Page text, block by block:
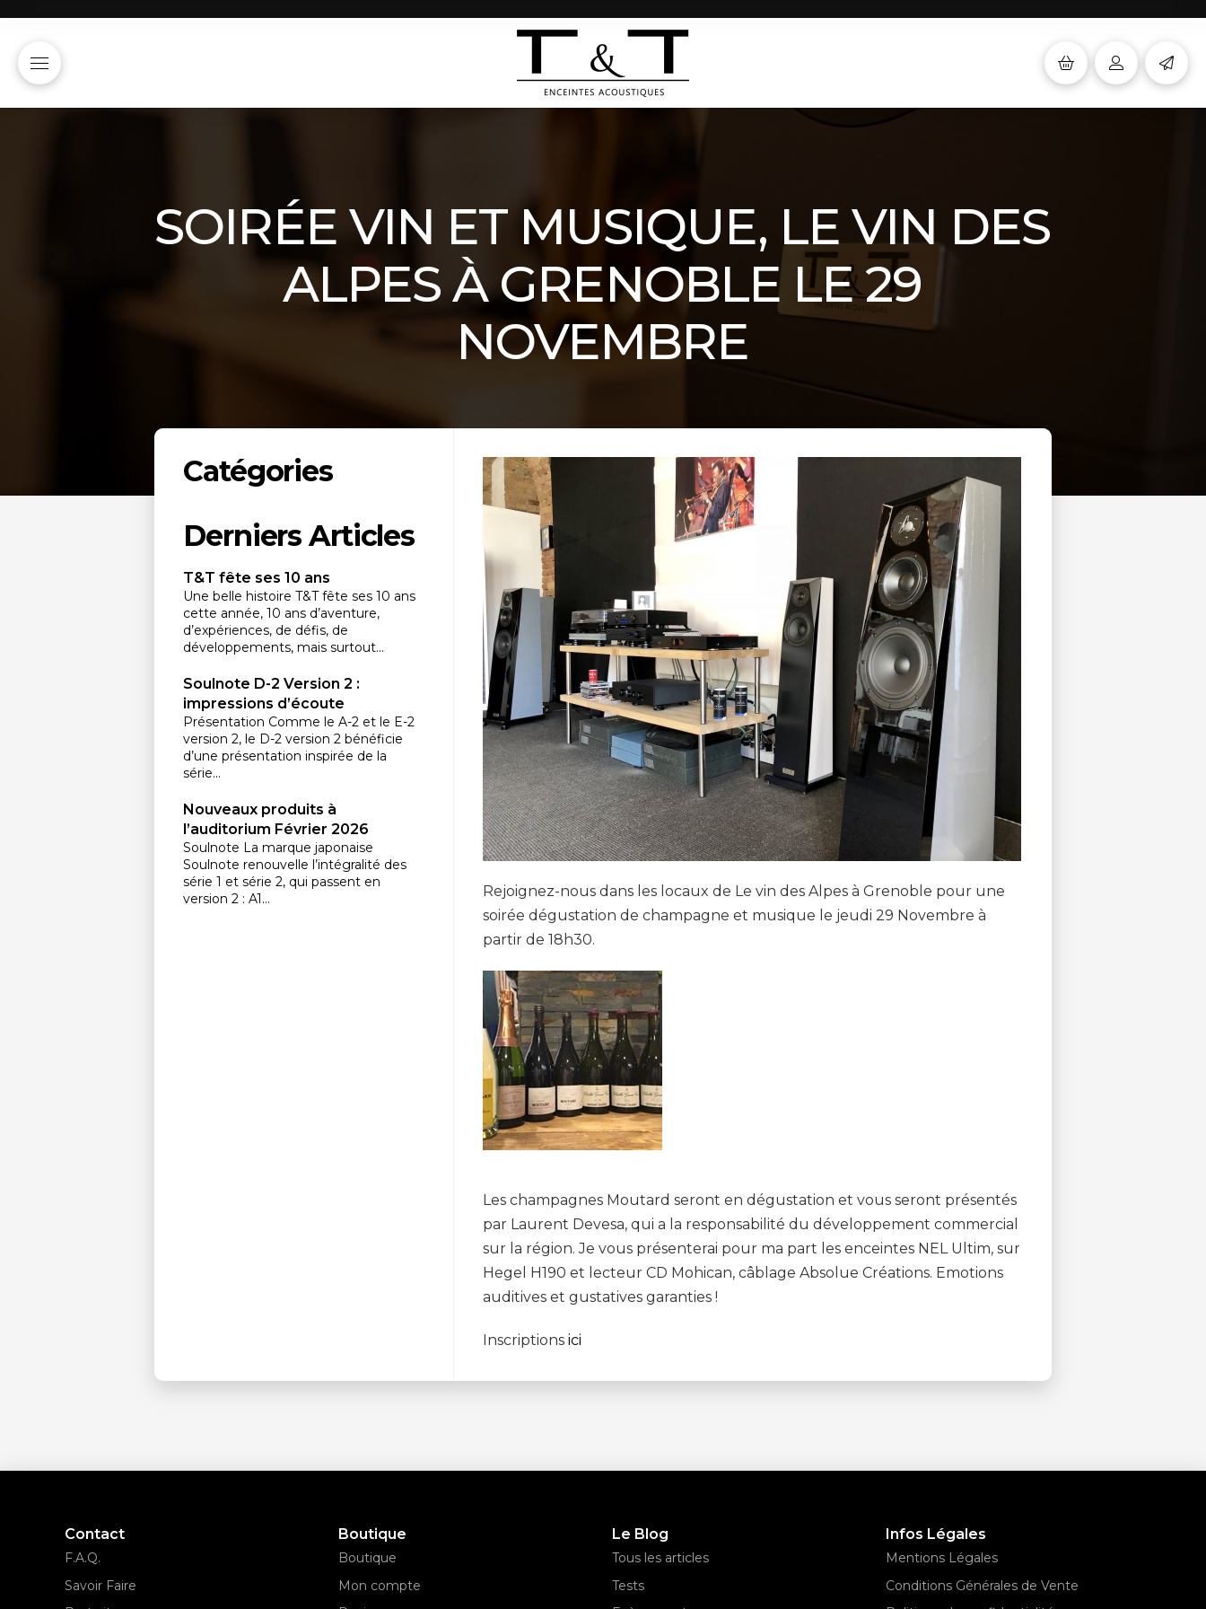
SOIRÉE VIN ET MUSIQUE, LE VIN DES
ALPES À GRENOBLE LE 29
NOVEMBRE
Rejoignez-nous dans les locaux de Le vin des Alpes à Grenoble pour une
soirée dégustation de champagne et musique le jeudi 29 Novembre à
partir de 18h30.
Les champagnes Moutard seront en dégustation et vous seront présentés
par Laurent Devesa, qui a la responsabilité du développement commercial
sur la région. Je vous présenterai pour ma part les enceintes NEL Ultim, sur
Hegel H190 et lecteur CD Mohican, câblage Absolue Créations. Emotions
auditives et gustatives garanties !
Inscriptions ici
Catégories
Derniers Articles
T&T fête ses 10 ans
Une belle histoire T&T fête ses 10 ans
cette année, 10 ans d’aventure,
d’expériences, de défis, de
développements, mais surtout...
Soulnote D-2 Version 2 :
impressions d’écoute
Présentation Comme le A-2 et le E-2
version 2, le D-2 version 2 bénéficie
d’une présentation inspirée de la
série...
Nouveaux produits à
l’auditorium Février 2026
Soulnote La marque japonaise
Soulnote renouvelle l’intégralité des
série 1 et série 2, qui passent en
version 2 : A1...
Contact
F.A.Q.
Savoir Faire
Boutique
Boutique
Mon compte
Le Blog
Tous les articles
Tests
Infos Légales
Mentions Légales
Conditions Générales de Vente